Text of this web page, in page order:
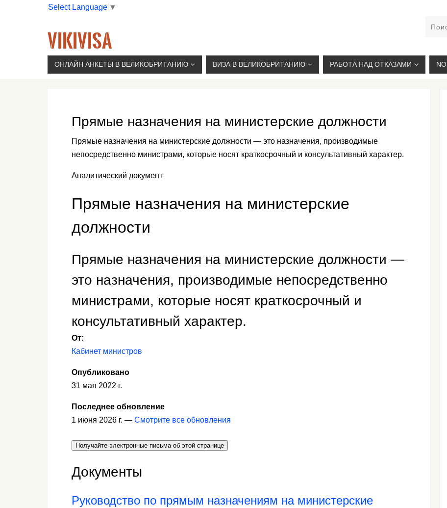
Select Language ▼
VIKIVISA
Г. МОСКВА, 2-Й СЫРОМЯТНИЧЕСКИЙ ПЕР., 11, М. КУРСКАЯ, +7(926)734-03-33, +7(926)274-03-33,
ОНЛАЙН АНКЕТЫ В ВЕЛИКОБРИТАНИЮ ВИЗА В ВЕЛИКОБРИТАНИЮ РАБОТА НАД ОТКАЗАМИ
Прямые назначения на министерские должности
Прямые назначения на министерские должности — это назначения, производимые
непосредственно министрами, которые носят краткосрочный и консультативный характер.
Аналитический документ
Прямые назначения на министерские
должности
Прямые назначения на министерские должности —
это назначения, производимые непосредственно
министрами, которые носят краткосрочный и
консультативный характер.
От:
Кабинет министров
Опубликовано
31 мая 2022 г.
Последнее обновление
1 июня 2026 г. — Смотрите все обновления
Получайте электронные письма об этой странице
Документы
Руководство по прямым назначениям на министерские